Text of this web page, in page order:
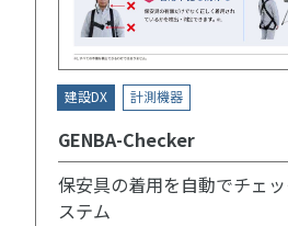
建設DX 計測機器
GENBA-Checker
保安具の着用を自動でチェ
ステム